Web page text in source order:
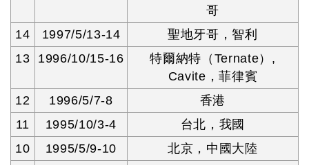
哥
14
1997/5/13-14
聖地牙哥，智利
13
1996/10/15-16
特爾納特（Ternate）,
Cavite，菲律賓
12
1996/5/7-8
香港
11
1995/10/3-4
台北，我國
10
1995/5/9-10
北京，中國大陸